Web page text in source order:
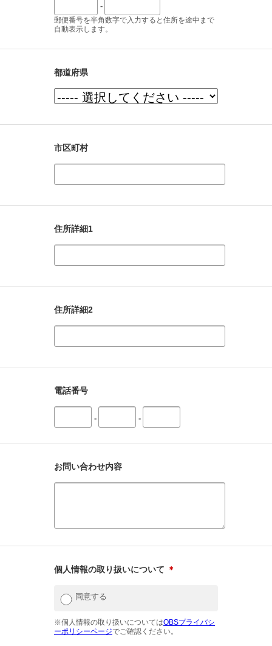
-
郵便番号を半角数字で入力すると住所を途中まで
自動表示します。
都道府県
市区町村
住所詳細1
住所詳細2
電話番号
- -
お問い合わせ内容
個人情報の取り扱いについて ＊
同意する
※個人情報の取り扱いについてはOBSプライバシ
ーポリシーページでご確認ください。